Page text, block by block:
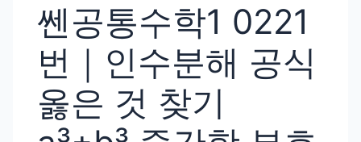
쎈공통수학1 0221
번｜인수분해 공식
옳은 것 찾기